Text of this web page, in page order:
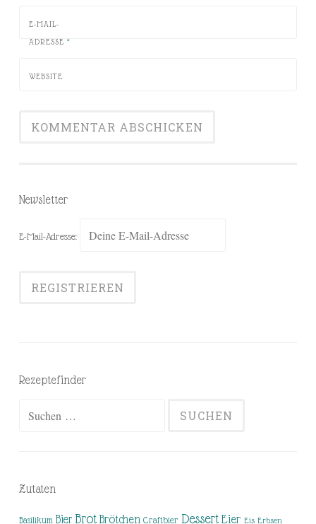
E-MAIL-
ADRESSE *
WEBSITE
Newsletter
E-Mail-Adresse:
Rezeptefinder
Zutaten
Basilikum Bier Brot Brötchen Craftbier Dessert Eier Eis Erbsen